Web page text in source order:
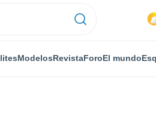
ModelosRevistaForoEl mundo